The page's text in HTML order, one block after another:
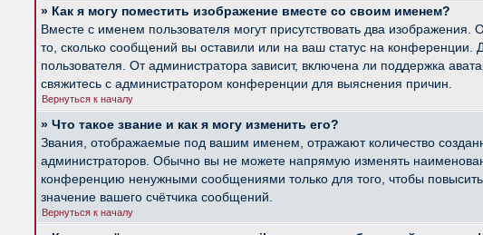
» Как я могу поместить изображение вместе со своим именем?
Вместе с именем пользователя могут присутствовать два
то, сколько сообщений вы оставили или на ваш статус на конференции.
пользователя. От администратора зависит, включена ли поддержка
свяжитесь с администратором конференции для выяснения причин.
Вернуться к началу
» Что такое звание и как я могу изменить его?
Звания, отображаемые под вашим именем, отражают количество
администраторов. Обычно вы не можете напрямую изменять
конференцию ненужными сообщениями только для того, чтобы
значение вашего счётчика сообщений.
Вернуться к началу